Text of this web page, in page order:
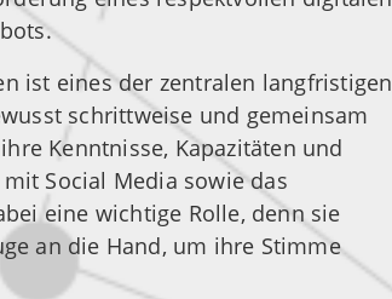
ist eines der zentralen langfristigen
schrittweise und gemeinsam
Kenntnisse, Kapazitäten und
Social Media sowie das
eine wichtige Rolle, denn sie
an die Hand, um ihre Stimme